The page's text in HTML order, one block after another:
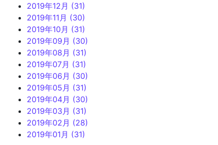
2019年12月 (31)
2019年11月 (30)
2019年10月 (31)
2019年09月 (30)
2019年08月 (31)
2019年07月 (31)
2019年06月 (30)
2019年05月 (31)
2019年04月 (30)
2019年03月 (31)
2019年02月 (28)
2019年01月 (31)